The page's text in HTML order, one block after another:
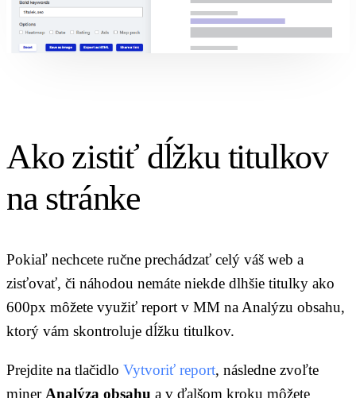
Ako zistiť dĺžku titulkov
na stránke
Pokiaľ nechcete ručne prechádzať celý váš web a
zisťovať, či náhodou nemáte niekde dlhšie titulky ako
600px môžete využiť report v MM na Analýzu obsahu,
ktorý vám skontroluje dĺžku titulkov.
Prejdite na tlačidlo Vytvoriť report, následne zvoľte
miner Analýza obsahu a v ďalšom kroku môžete